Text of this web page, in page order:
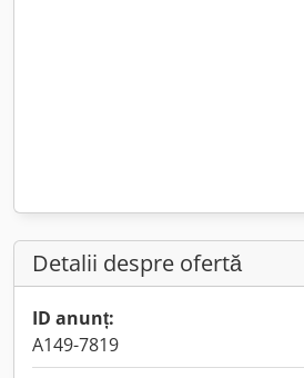
Detalii despre ofertă
ID anunț:
A149-7819